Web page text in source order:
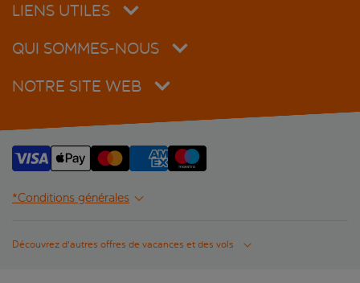
LIENS UTILES
QUI SOMMES-NOUS
NOTRE SITE WEB
*Conditions générales
Découvrez d'autres offres de vacances et des vols